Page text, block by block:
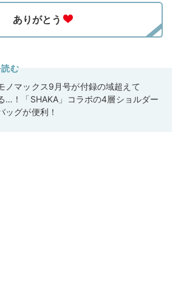
む
ノマックス9月号が付録の域超えて
…！「SHAKA」コラボの4層ショルダー
ッグが便利！